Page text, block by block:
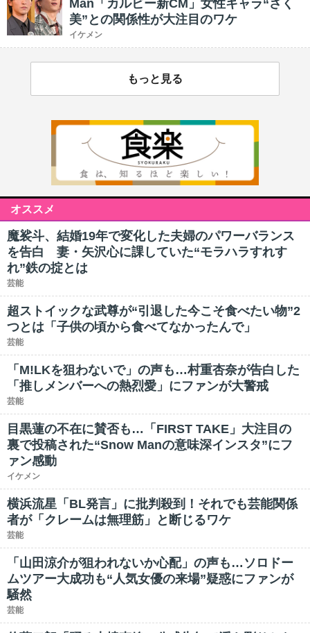
Man「カルビー新CM」女性キャラ“さく
美”との関係性が大注目のワケ
イケメン
もっと見る
オススメ
魔裟斗、結婚19年で変化した夫婦のパワーバランス
を告白 妻・矢沢心に課していた“モラハラすれす
れ”鉄の掟とは
芸能
超ストイックな武尊が“引退した今こそ食べたい物”2
つとは「子供の頃から食べてなかったんで」
芸能
「M!LKを狙わないで」の声も…村重杏奈が告白した
「推しメンバーへの熱烈愛」にファンが大警戒
芸能
目黒蓮の不在に賛否も…「FIRST TAKE」大注目の
裏で投稿された“Snow Manの意味深インスタ”にフ
ァン感動
イケメン
横浜流星「BL発言」に批判殺到！それでも芸能関係
者が「クレームは無理筋」と断じるワケ
芸能
「山田涼介が狙われないか心配」の声も…ソロドー
ムツアー大成功も“人気女優の来場”疑惑にファンが
騒然
芸能